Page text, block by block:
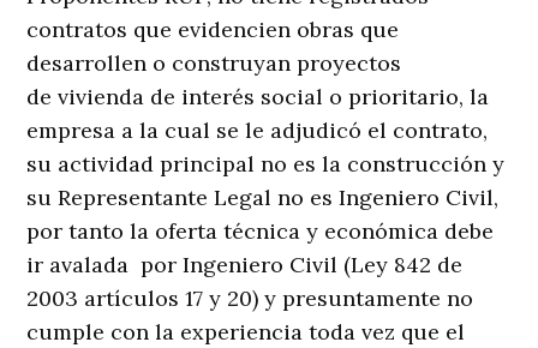
contratos que evidencien obras que
desarrollen o construyan proyectos
de vivienda de interés social o prioritario, la
empresa a la cual se le adjudicó el contrato,
su actividad principal no es la construcción y
su Representante Legal no es Ingeniero Civil,
por tanto la oferta técnica y económica debe
ir avalada por Ingeniero Civil (Ley 842 de
2003 artículos 17 y 20) y presuntamente no
cumple con la experiencia toda vez que el